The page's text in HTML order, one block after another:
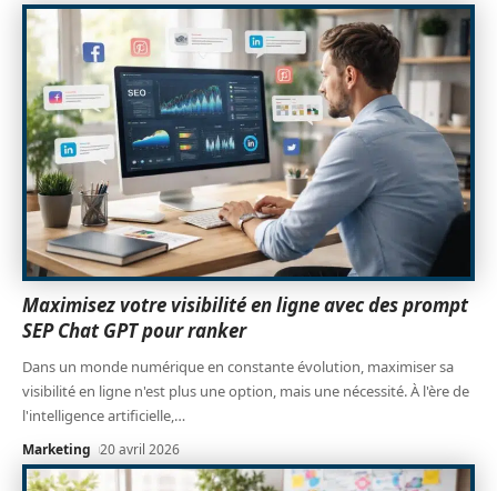
Maximisez votre visibilité en ligne avec des prompt
SEP Chat GPT pour ranker
Dans un monde numérique en constante évolution, maximiser sa
visibilité en ligne n'est plus une option, mais une nécessité. À l'ère de
l'intelligence artificielle, …
Marketing 20 avril 2026